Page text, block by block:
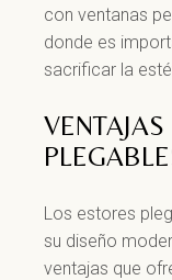
con ventanas
donde es
sacrificar la
Los estores
su diseño
ventajas que